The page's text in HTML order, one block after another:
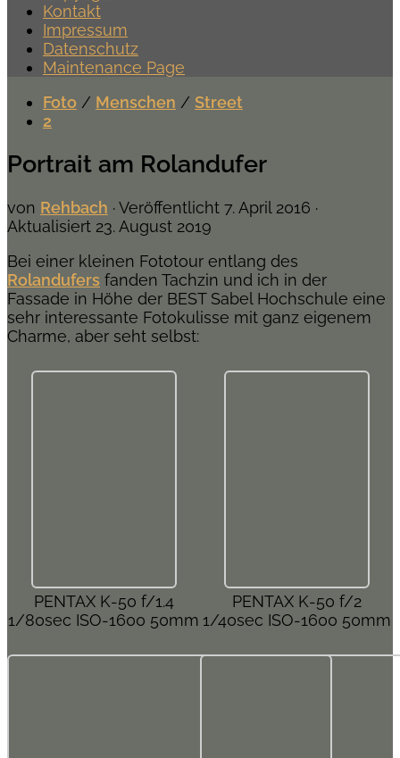
Kontakt
Impressum
Datenschutz
Maintenance Page
Foto / Menschen / Street
2
Portrait am Rolandufer
von Rehbach · Veröffentlicht 7. April 2016 ·
Aktualisiert 23. August 2019
Bei einer kleinen Fototour entlang des
Rolandufers fanden Tachzin und ich in der
Fassade in Höhe der BEST Sabel Hochschule eine
sehr interessante Fotokulisse mit ganz eigenem
Charme, aber seht selbst:
PENTAX K-50 f/1.4
1/80sec ISO-1600 50mm
PENTAX K-50 f/2
1/40sec ISO-1600 50mm